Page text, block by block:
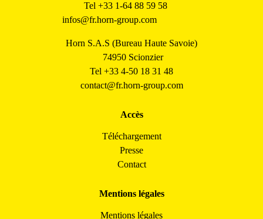
Tel +33 1-64 88 59 58
infos@fr.horn-group.com
Horn S.A.S (Bureau Haute Savoie)
74950 Scionzier
Tel +33 4-50 18 31 48
contact@fr.horn-group.com
Accès
Téléchargement
Presse
Contact
Mentions légales
Mentions légales